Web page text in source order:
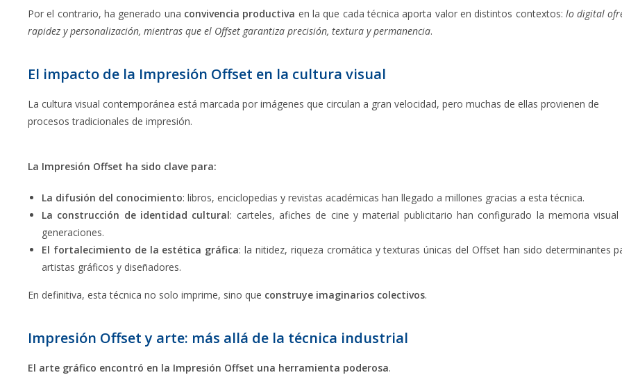
Por el contrario, ha generado una convivencia productiva en la que cada técnica aporta valor en distintos contextos: lo digital
rapidez y personalización, mientras que el Offset garantiza precisión, textura y permanencia.
El impacto de la Impresión Offset en la cultura visual
La cultura visual contemporánea está marcada por imágenes que circulan a gran velocidad, pero muchas de ellas provienen de
procesos tradicionales de impresión.
La Impresión Offset ha sido clave para:
La difusión del conocimiento: libros, enciclopedias y revistas académicas han llegado a millones gracias a esta técnica.
La construcción de identidad cultural: carteles, afiches de cine y material publicitario han configurado la memoria visual
generaciones.
El fortalecimiento de la estética gráfica: la nitidez, riqueza cromática y texturas únicas del Offset han sido determinantes
artistas gráficos y diseñadores.
En definitiva, esta técnica no solo imprime, sino que construye imaginarios colectivos.
Impresión Offset y arte: más allá de la técnica industrial
El arte gráfico encontró en la Impresión Offset una herramienta poderosa.